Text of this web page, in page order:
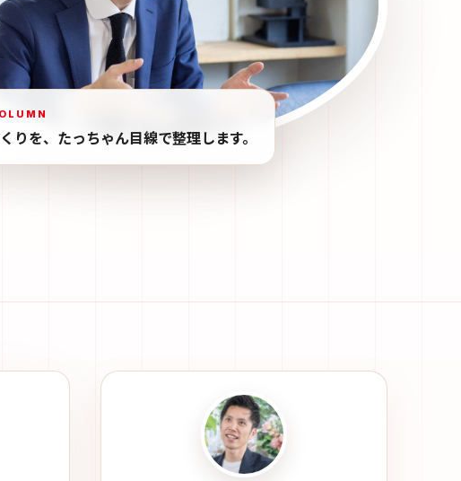
りを、たっちゃん目線で整理します。